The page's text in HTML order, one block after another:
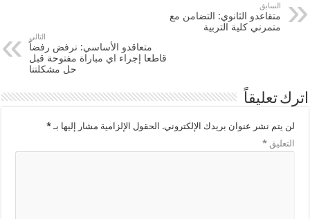
السابق
متقاعدو الثانوي: التضامن مع
متمرني كلية التربية
التالي
متعاقدو الأساسي: نرفض رفضاً
قاطعا إجراء اي مباراة مفتوحة قبل
حل مشكلتنا
اترك تعليقاً
لن يتم نشر عنوان بريدك الإلكتروني. الحقول الإلزامية مشار إليها بـ*
التعليق*